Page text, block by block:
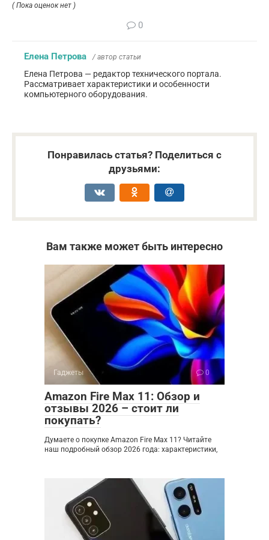
( Пока оценок нет )
0
Елена Петрова / автор статьи
Елена Петрова — редактор технического портала.
Рассматривает характеристики и особенности
компьютерного оборудования.
Понравилась статья? Поделиться с
друзьями:
Вам также может быть интересно
Гаджеты 0
Amazon Fire Max 11: Обзор и
отзывы 2026 – стоит ли
покупать?
Думаете о покупке Amazon Fire Max 11? Читайте
наш подробный обзор 2026 года: характеристики,